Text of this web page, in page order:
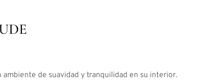
de suavidad y tranquilidad en su interior.